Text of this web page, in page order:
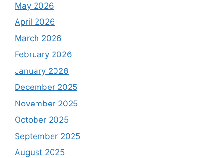
May 2026
April 2026
March 2026
February 2026
January 2026
December 2025
November 2025
October 2025
September 2025
August 2025